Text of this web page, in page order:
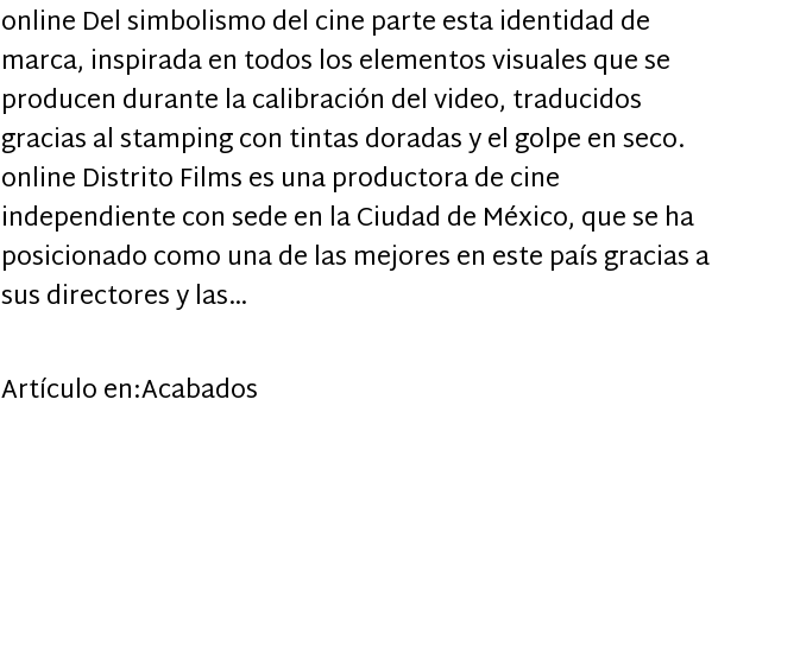
online Del simbolismo del cine parte esta identidad de
marca, inspirada en todos los elementos visuales que se
producen durante la calibración del video, traducidos
gracias al stamping con tintas doradas y el golpe en seco.
online Distrito Films es una productora de cine
independiente con sede en la Ciudad de México, que se ha
posicionado como una de las mejores en este país gracias a
sus directores y las…
Artículo en:Acabados